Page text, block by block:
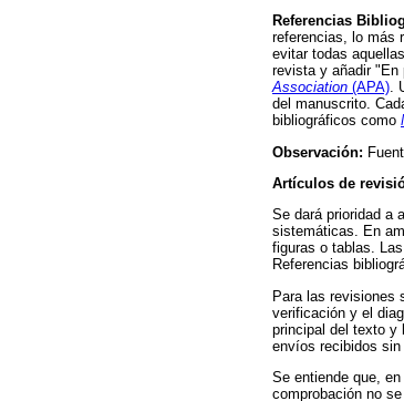
Referencias
referencias, lo más
evitar todas
revista y añadir "En
Association (APA).
del manuscrito.
bibliográficos como
Observación:
Artículos de
Se dará prioridad a
sistemáticas. En
figuras o tablas.
Referencias
Para las revisiones
verificación y el
principal del texto y
envíos recibidos
Se entiende que,
comprobación no